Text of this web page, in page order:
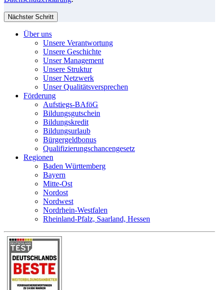
Nächster Schritt
Über uns
Unsere Verantwortung
Unsere Geschichte
Unser Management
Unsere Struktur
Unser Netzwerk
Unser Qualitätsversprechen
Förderung
Aufstiegs-BAföG
Bildungsgutschein
Bildungskredit
Bildungsurlaub
Bürgergeldbonus
Qualifizierungschancengesetz
Regionen
Baden Württemberg
Bayern
Mitte-Ost
Nordost
Nordwest
Nordrhein-Westfalen
Rheinland-Pfalz, Saarland, Hessen